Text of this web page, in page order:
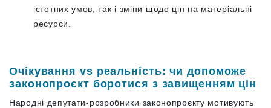
істотних умов, так і зміни щодо цін на матеріальні
ресурси.
Очікування vs реальність: чи допоможе
законопроєкт боротися з завищенням цін
Народні депутати-розробники законопроєкту мотивують